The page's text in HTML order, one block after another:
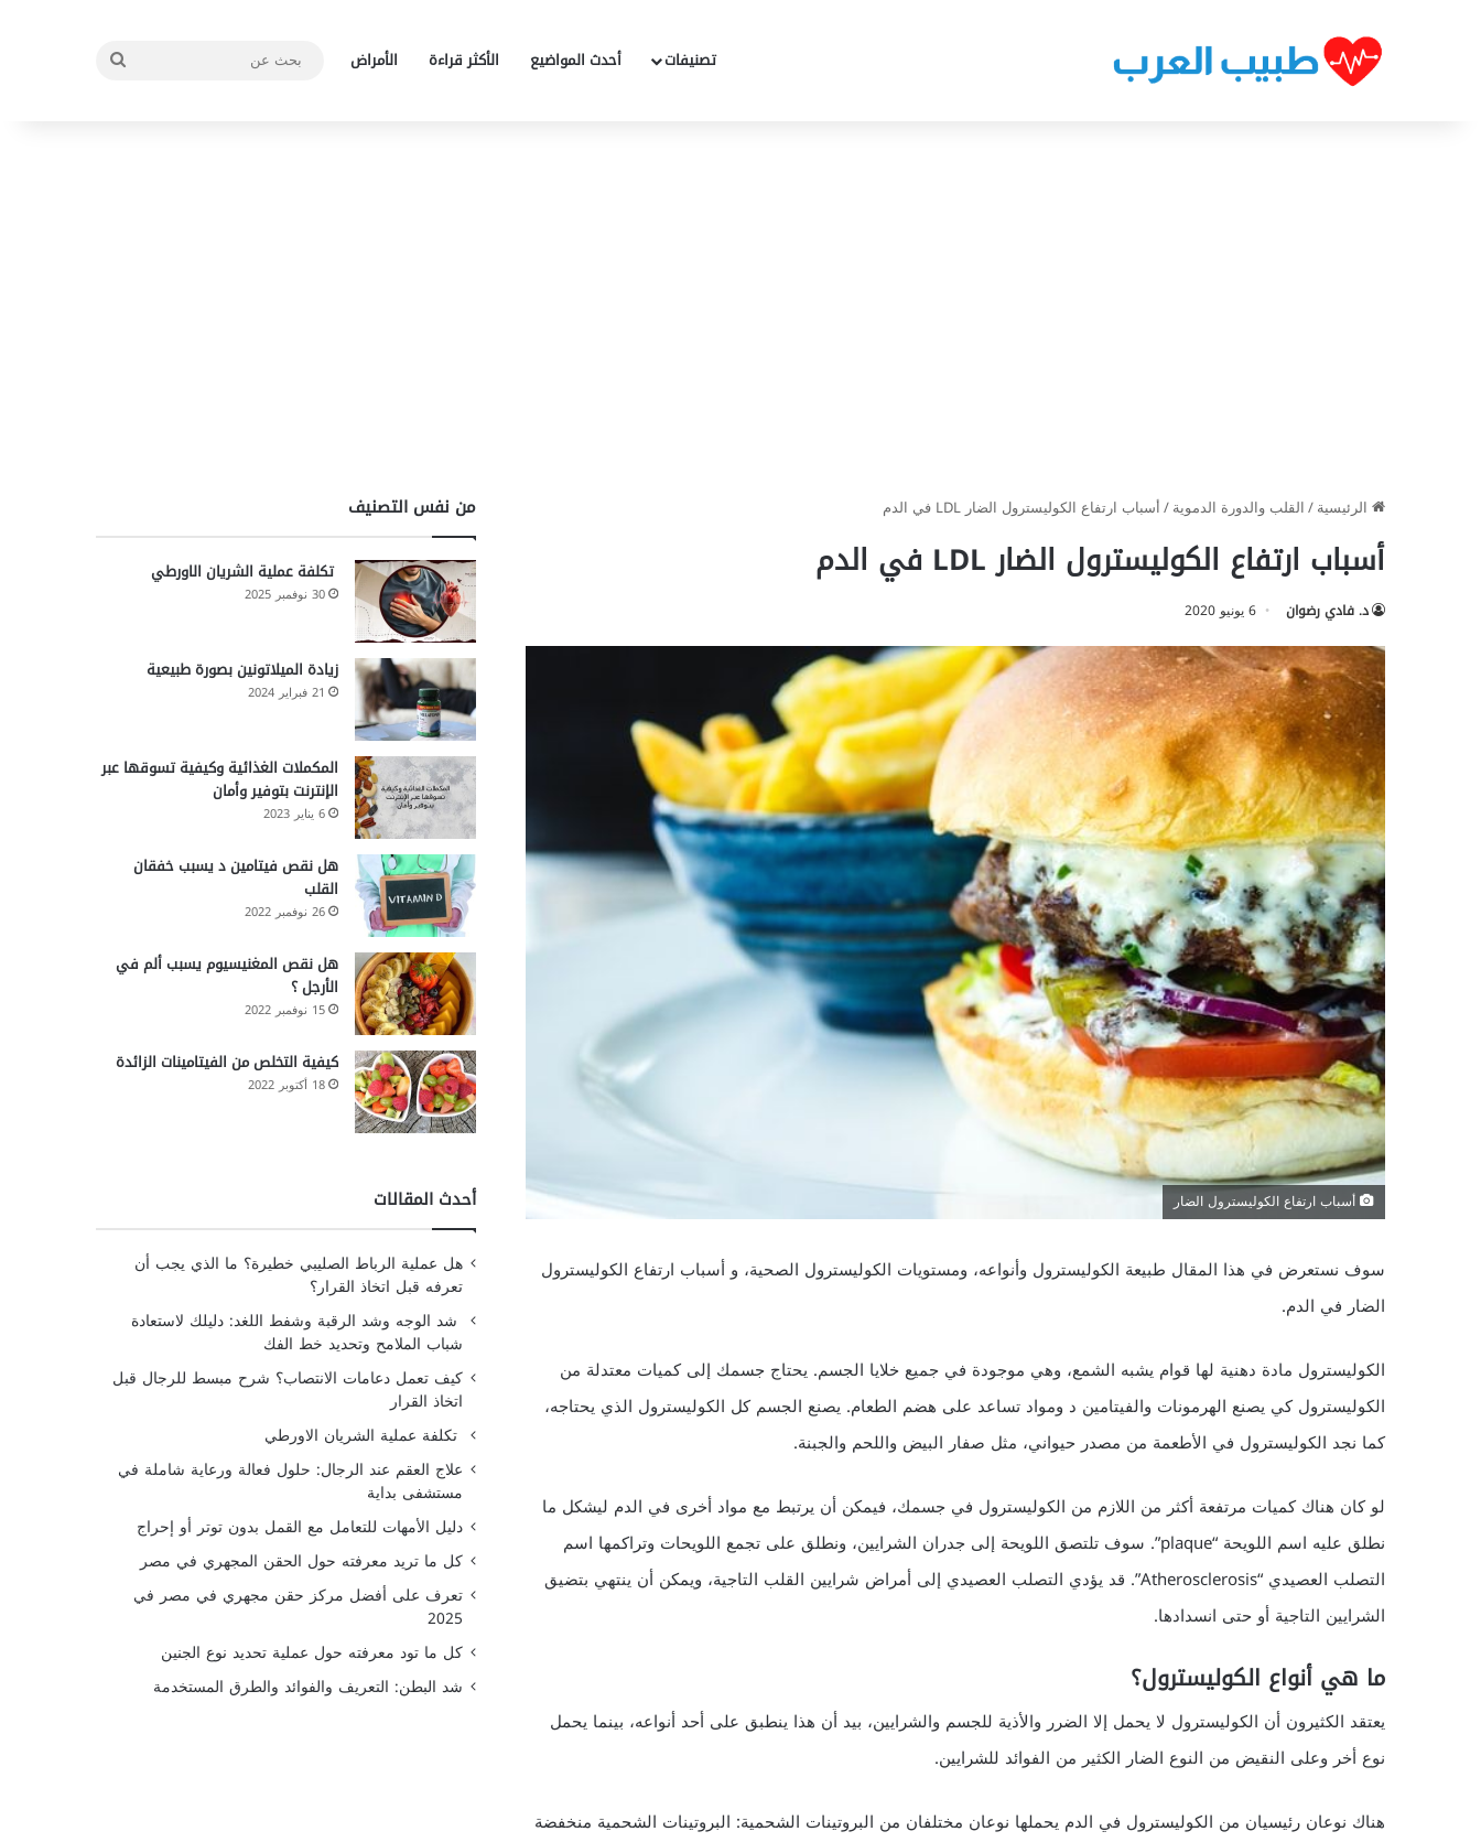
تصنيفات أحدث المواضيع الأكثر قراءة الأمراض
بحث
الرئيسية/القلب والدورة الدموية/أسباب ارتفاع الكوليسترول الضار LDL في الدم
أسباب ارتفاع الكوليسترول الضار LDL في الدم
د. فادي رضوان 6 يونيو 2020
أسباب ارتفاع الكوليسترول الضار
سوف نستعرض في هذا المقال طبيعة الكوليسترول وأنواعه، ومستويات الكوليسترول الصحية، و أسباب ارتفاع الكوليسترول
الضار في الدم.
الكوليسترول مادة دهنية لها قوام يشبه الشمع، وهي موجودة في جميع خلايا الجسم. يحتاج جسمك إلى كميات معتدلة من
الكوليسترول كي يصنع الهرمونات والفيتامين د ومواد تساعد على هضم الطعام. يصنع الجسم كل الكوليسترول الذي يحتاجه،
كما نجد الكوليسترول في الأطعمة من مصدر حيواني، مثل صفار البيض واللحم والجبنة.
لو كان هناك كميات مرتفعة أكثر من اللازم من الكوليسترول في جسمك، فيمكن أن يرتبط مع مواد أخرى في الدم ليشكل ما
نطلق عليه اسم اللويحة “plaque”. سوف تلتصق اللويحة إلى جدران الشرايين، ونطلق على تجمع اللويحات وتراكمها اسم
التصلب العصيدي “Atherosclerosis”. قد يؤدي التصلب العصيدي إلى أمراض شرايين القلب التاجية، ويمكن أن ينتهي بتضيق
الشرايين التاجية أو حتى انسدادها.
ما هي أنواع الكوليسترول؟
يعتقد الكثيرون أن الكوليسترول لا يحمل إلا الضرر والأذية للجسم والشرايين، بيد أن هذا ينطبق على أحد أنواعه، بينما يحمل
نوع أخر وعلى النقيض من النوع الضار الكثير من الفوائد للشرايين.
هناك نوعان رئيسيان من الكوليسترول في الدم يحملها نوعان مختلفان من البروتينات الشحمية: البروتينات الشحمية منخفضة
من نفس التصنيف
تكلفة عملية الشريان الاورطي
30 نوفمبر 2025
زيادة الميلاتونين بصورة طبيعية
21 فبراير 2024
المكملات الغذائية وكيفية تسوقها عبر
الإنترنت بتوفير وأمان
6 يناير 2023
هل نقص فيتامين د يسبب خفقان
القلب
26 نوفمبر 2022
هل نقص المغنيسيوم يسبب ألم في
الأرجل ؟
15 نوفمبر 2022
كيفية التخلص من الفيتامينات الزائدة
18 أكتوبر 2022
أحدث المقالات
هل عملية الرباط الصليبي خطيرة؟ ما الذي يجب أن
تعرفه قبل اتخاذ القرار؟
شد الوجه وشد الرقبة وشفط اللغد: دليلك لاستعادة
شباب الملامح وتحديد خط الفك
كيف تعمل دعامات الانتصاب؟ شرح مبسط للرجال قبل
اتخاذ القرار
تكلفة عملية الشريان الاورطي
علاج العقم عند الرجال: حلول فعالة ورعاية شاملة في
مستشفى بداية
دليل الأمهات للتعامل مع القمل بدون توتر أو إحراج
كل ما تريد معرفته حول الحقن المجهري في مصر
تعرف على أفضل مركز حقن مجهري في مصر في
2025
كل ما تود معرفته حول عملية تحديد نوع الجنين
شد البطن: التعريف والفوائد والطرق المستخدمة